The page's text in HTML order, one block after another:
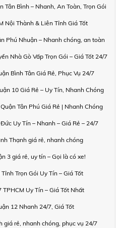
Tân Bình – Nhanh, An Toàn, Trọn Gói
Nội Thành & Liên Tỉnh Giá Tốt
Phú Nhuận – Nhanh chóng, an toàn
Nhà Gò Vấp Trọn Gói – Giá Tốt 24/7
Bình Tân Giá Rẻ, Phục Vụ 24/7
10 Giá Rẻ – Uy Tín, Nhanh Chóng
Tân Phú Giá Rẻ | Nhanh Chóng
Uy Tín – Nhanh – Giá Rẻ – 24/7
Thạnh giá rẻ, nhanh chóng
3 giá rẻ, uy tín – Gọi là có xe!
Trọn Gói Uy Tín – Giá Tốt
Uy Tín – Giá Tốt Nhất
12 Nhanh 24/7, Giá Tốt
giá rẻ, nhanh chóng, phục vụ 24/7